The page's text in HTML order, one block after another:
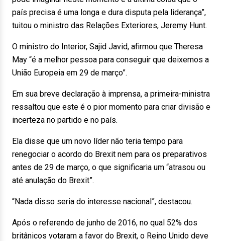
país precisa é uma longa e dura disputa pela liderança”,
tuitou o ministro das Relações Exteriores, Jeremy Hunt.
O ministro do Interior, Sajid Javid, afirmou que Theresa
May “é a melhor pessoa para conseguir que deixemos a
União Europeia em 29 de março”.
Em sua breve declaração à imprensa, a primeira-ministra
ressaltou que este é o pior momento para criar divisão e
incerteza no partido e no país.
Ela disse que um novo líder não teria tempo para
renegociar o acordo do Brexit nem para os preparativos
antes de 29 de março, o que significaria um “atrasou ou
até anulação do Brexit”.
“Nada disso seria do interesse nacional”, destacou.
Após o referendo de junho de 2016, no qual 52% dos
britânicos votaram a favor do Brexit, o Reino Unido deve